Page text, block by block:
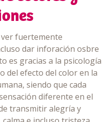
ver fuertemente
dar inforación osbre
es gracias a la psicología
del efecto del color en la
siendo que cada
diferente en el
transmitir alegría y